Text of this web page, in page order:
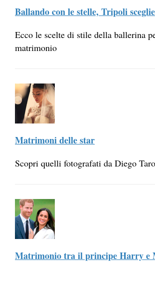
Ballando con le stelle, Tripoli
Ecco le scelte di stile della ballerina
matrimonio
Matrimoni delle star
Scopri quelli fotografati da Diego
Matrimonio tra il principe Harry e